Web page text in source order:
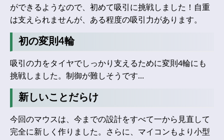
ができるようなので、初めて吸引に挑戦しました！自重
は支えられませんが、ある程度の吸引力があります。
初の変則4輪
吸引の力をタイヤでしっかり支えるために変則4輪にも
挑戦しました。制御が難しそうです…
新しいことだらけ
今回のマウスは、今までの設計をすべて一から見直して
完全に新しく作りました。さらに、マイコンもより小型